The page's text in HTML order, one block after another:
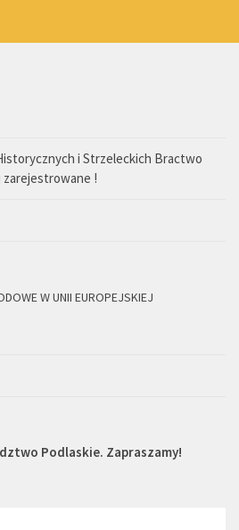
i Strzeleckich Bractwo
!
W UNII EUROPEJSKIEJ
Podlaskie. Zapraszamy!